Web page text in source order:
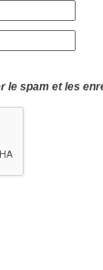
le spam et les